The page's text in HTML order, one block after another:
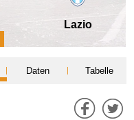
Lazio
Daten Tabelle